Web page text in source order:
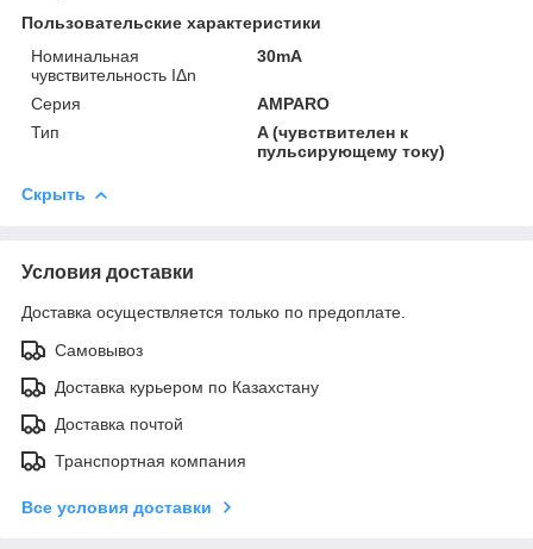
Пользовательские характеристики
Номинальная
чувствительность IΔn
30mA
Серия
AMPARO
Тип
A (чувствителен к
пульсирующему току)
Скрыть
Условия доставки
Доставка осуществляется только по предоплате.
Самовывоз
Доставка курьером по Казахстану
Доставка почтой
Транспортная компания
Все условия доставки